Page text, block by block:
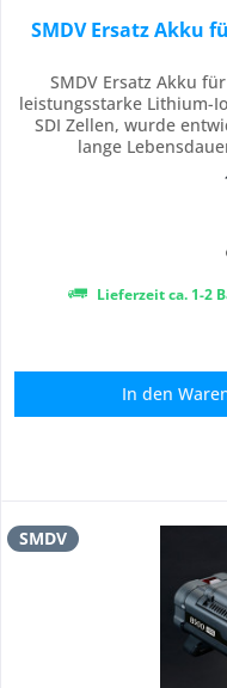
SMDV Ersatz Akku
SMDV Ersatz Akku
leistungsstarke Lithium-
SDI Zellen, wurde
lange
auf zuverlässige Energie
Lieferzeit ca. 1-2
In den
SMDV